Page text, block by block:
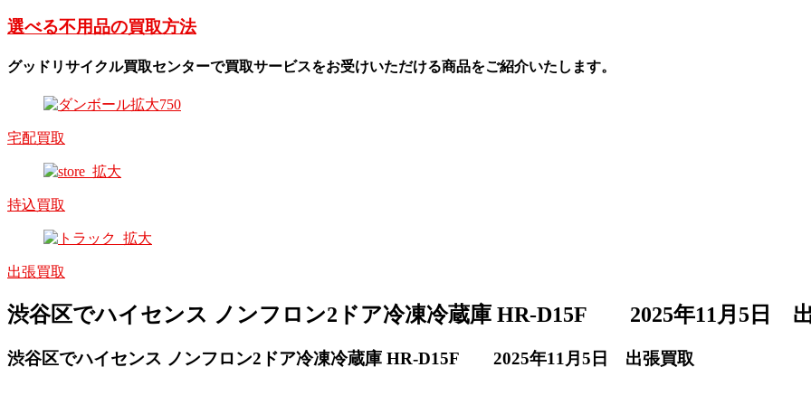
選べる不用品の買取方法
グッドリサイクル買取センターで買取サービスをお受けいただける商品をご紹介いたします。
宅配買取
持込買取
出張買取
渋谷区でハイセンス ノンフロン2ドア冷凍冷蔵庫 HR-D15F 2025年11月5日
渋谷区でハイセンス ノンフロン2ドア冷凍冷蔵庫 HR-D15F 2025年11月5日 出張買取